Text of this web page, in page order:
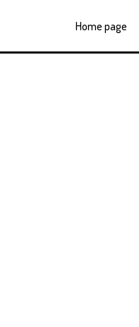
Home page